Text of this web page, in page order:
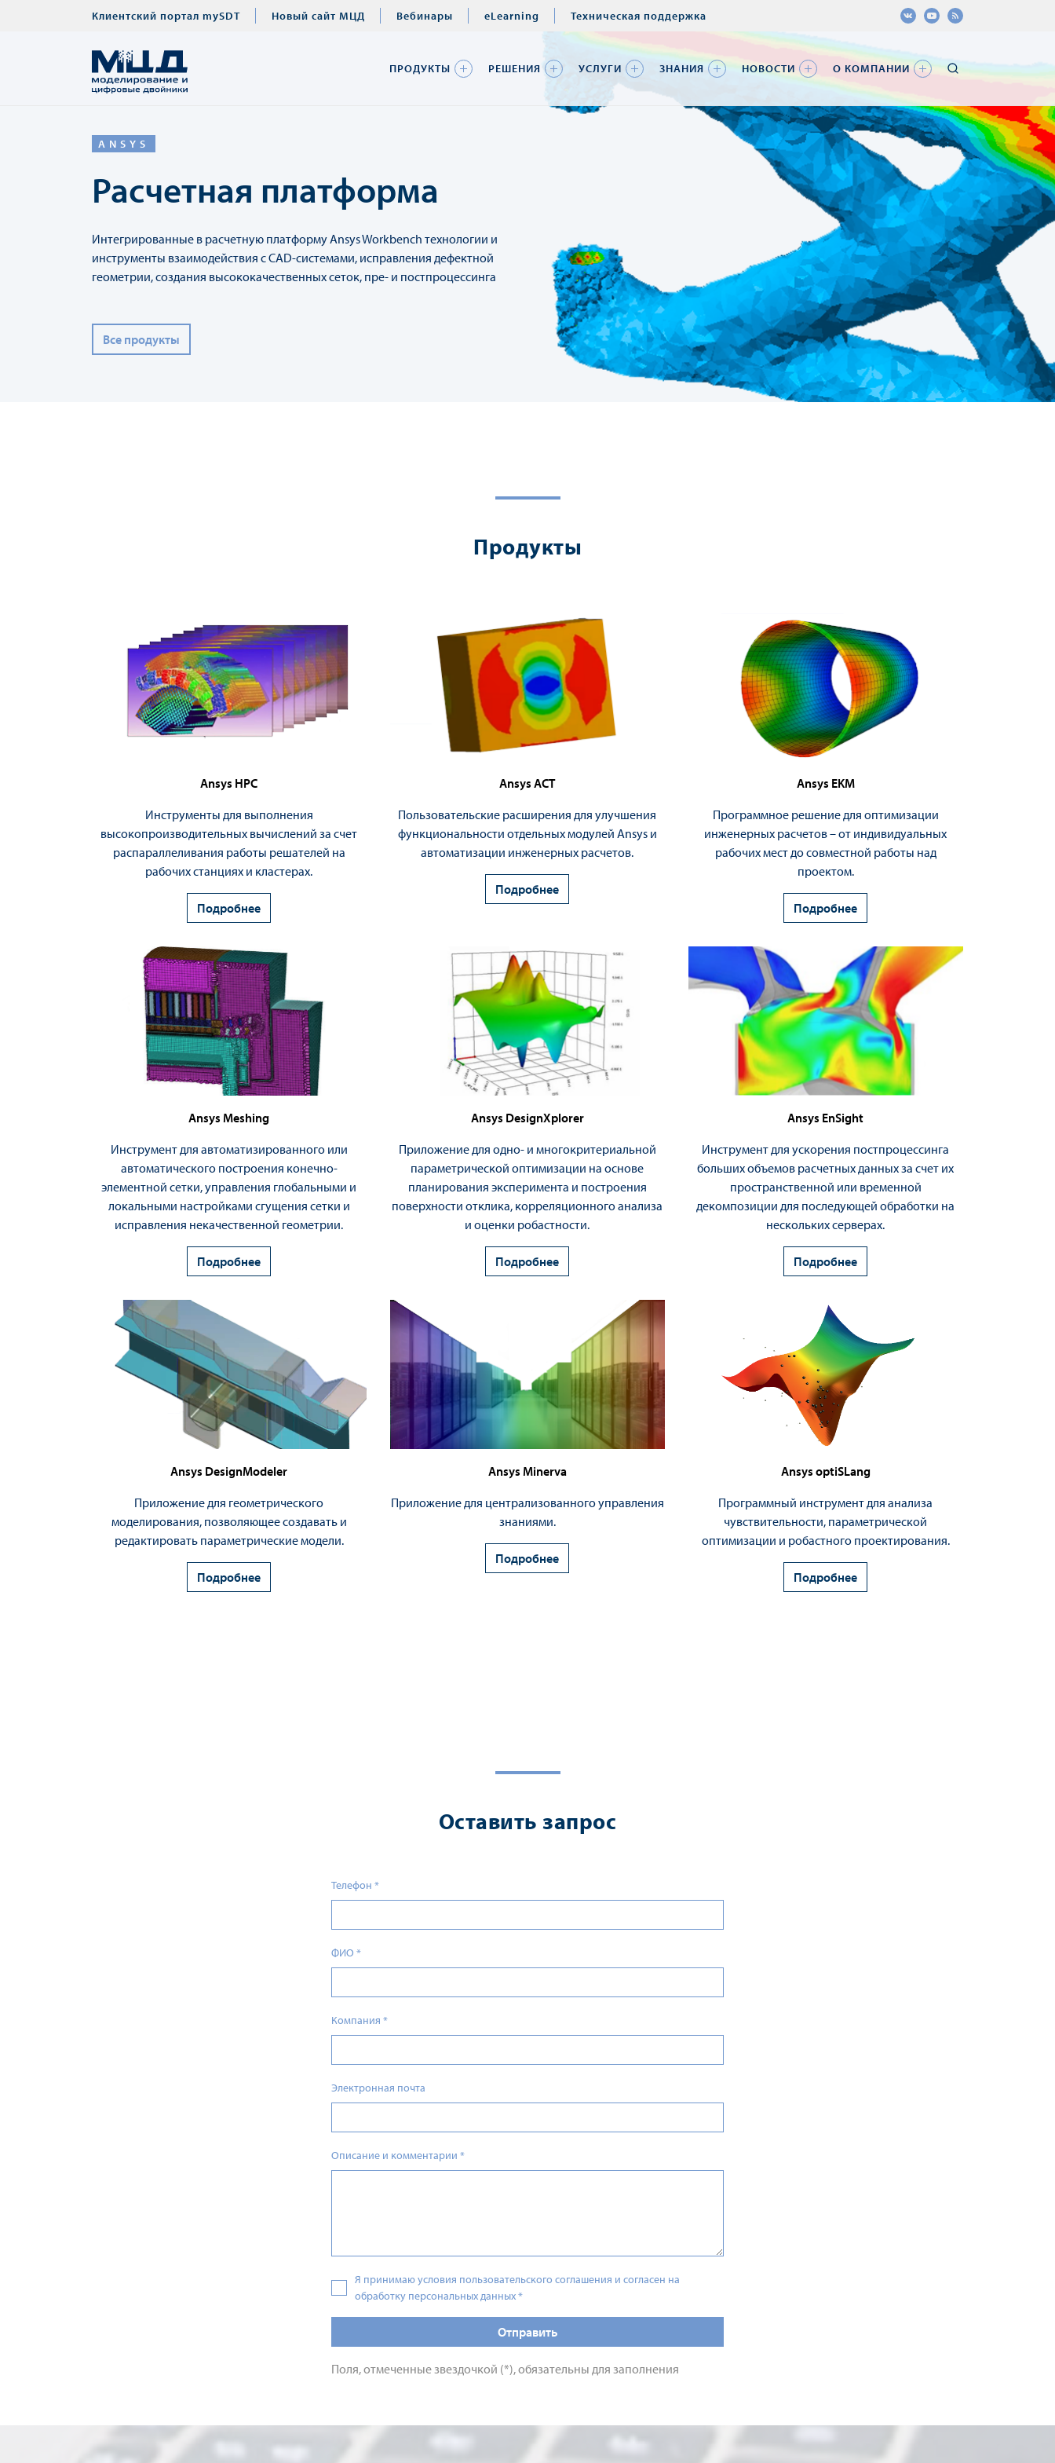
Клиентский портал mySDT Новый сайт МЦД Вебинары eLearning Техническая поддержка
ПРОДУКТЫ РЕШЕНИЯ УСЛУГИ ЗНАНИЯ НОВОСТИ О КОМПАНИИ
ANSYS
Расчетная платформа
Интегрированные в расчетную платформу Ansys Workbench технологии и
инструменты взаимодействия с CAD-системами, исправления дефектной
геометрии, создания высококачественных сеток, пре- и постпроцессинга
Все продукты
Продукты
Ansys HPC
Инструменты для выполнения
высокопроизводительных вычислений за счет
распараллеливания работы решателей на
рабочих станциях и кластерах.
Подробнее
Ansys ACT
Пользовательские расширения для улучшения
функциональности отдельных модулей Ansys и
автоматизации инженерных расчетов.
Подробнее
Ansys EKM
Программное решение для оптимизации
инженерных расчетов – от индивидуальных
рабочих мест до совместной работы над
проектом.
Подробнее
Ansys Meshing
Инструмент для автоматизированного или
автоматического построения конечно-
элементной сетки, управления глобальными и
локальными настройками сгущения сетки и
исправления некачественной геометрии.
Подробнее
Ansys DesignXplorer
Приложение для одно- и многокритериальной
параметрической оптимизации на основе
планирования эксперимента и построения
поверхности отклика, корреляционного анализа
и оценки робастности.
Подробнее
Ansys EnSight
Инструмент для ускорения постпроцессинга
больших объемов расчетных данных за счет их
пространственной или временной
декомпозиции для последующей обработки на
нескольких серверах.
Подробнее
Ansys DesignModeler
Приложение для геометрического
моделирования, позволяющее создавать и
редактировать параметрические модели.
Подробнее
Ansys Minerva
Приложение для централизованного управления
знаниями.
Подробнее
Ansys optiSLang
Программный инструмент для анализа
чувствительности, параметрической
оптимизации и робастного проектирования.
Подробнее
Оставить запрос
Телефон *
ФИО *
Компания *
Электронная почта
Описание и комментарии *
Я принимаю условия пользовательского соглашения и согласен на
обработку персональных данных*
Отправить
Поля, отмеченные звездочкой (*), обязательны для заполнения